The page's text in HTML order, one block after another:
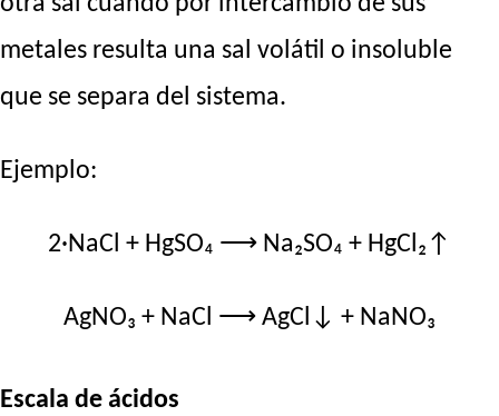
metales resulta una sal volátil o insoluble
que se separa del sistema.
Ejemplo:
2·NaCl + HgSO₄ ⟶ Na₂SO₄ + HgCl₂↑
AgNO₃ + NaCl ⟶ AgCl↓ + NaNO₃
Escala de ácidos